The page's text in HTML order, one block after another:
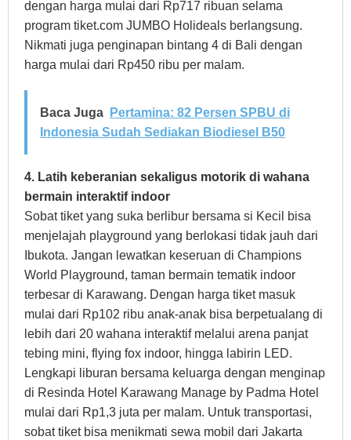
dengan harga mulai dari Rp717 ribuan selama
program tiket.com JUMBO Holideals berlangsung.
Nikmati juga penginapan bintang 4 di Bali dengan
harga mulai dari Rp450 ribu per malam.
Baca Juga
Pertamina: 82 Persen SPBU di
Indonesia Sudah Sediakan Biodiesel B50
4. Latih keberanian sekaligus motorik di wahana
bermain interaktif indoor
Sobat tiket yang suka berlibur bersama si Kecil bisa
menjelajah playground yang berlokasi tidak jauh dari
Ibukota. Jangan lewatkan keseruan di Champions
World Playground, taman bermain tematik indoor
terbesar di Karawang. Dengan harga tiket masuk
mulai dari Rp102 ribu anak-anak bisa berpetualang di
lebih dari 20 wahana interaktif melalui arena panjat
tebing mini, flying fox indoor, hingga labirin LED.
Lengkapi liburan bersama keluarga dengan menginap
di Resinda Hotel Karawang Manage by Padma Hotel
mulai dari Rp1,3 juta per malam. Untuk transportasi,
sobat tiket bisa menikmati sewa mobil dari Jakarta